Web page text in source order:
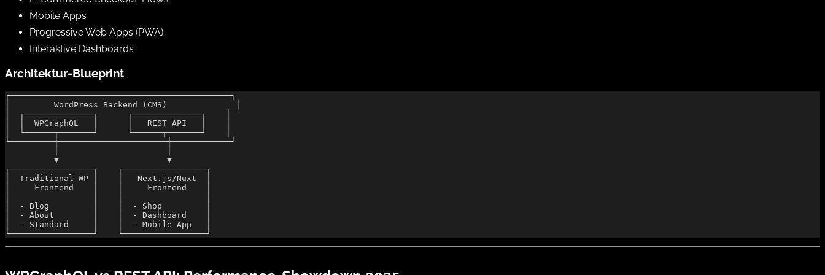
Mobile Apps
Progressive Web Apps (PWA)
Interaktive Dashboards
Architektur-Blueprint
┌─────────────────────────────────────────────┐
│         WordPress Backend (CMS)              │
│  ┌──────────────┐      ┌──────────────┐    │
│  │  WPGraphQL   │      │   REST API   │    │
│  └──────┬───────┘      └──────┬───────┘    │
└─────────┼──────────────────────┼────────────┘
          ▼                      ▼
┌─────────────────┐    ┌─────────────────┐
│  Traditional WP │    │   Next.js/Nuxt  │
│     Frontend    │    │     Frontend    │
│  - Blog         │    │  - Shop         │
│  - About        │    │  - Dashboard    │
│  - Standard     │    │  - Mobile App   │
└─────────────────┘    └─────────────────┘